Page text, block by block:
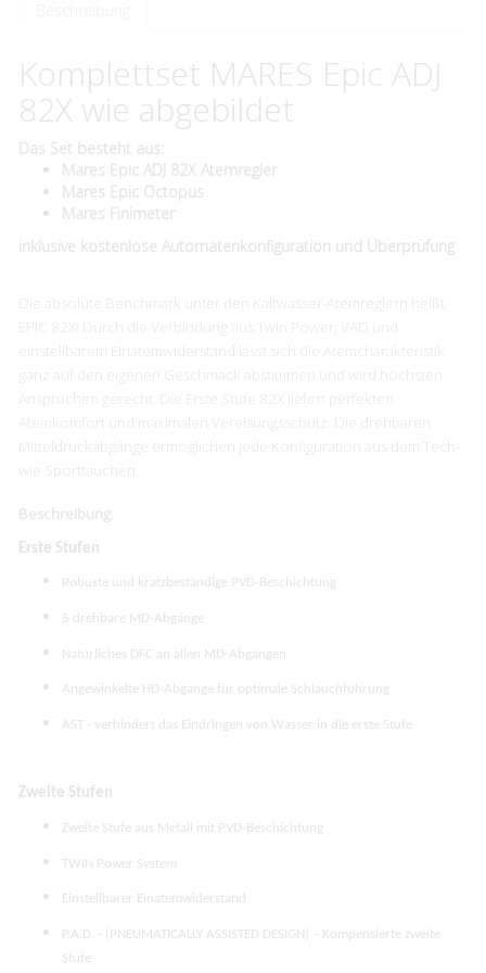
Komplettset MARES Epic ADJ
82X wie abgebildet
Das Set besteht aus:
Mares Epic ADJ 82X Atemregler
Mares Epic Octopus
Mares Finimeter
​inklusive kostenlose Automatenkonfiguration und Überprüfung
Die absolute Benchmark unter den Kaltwasser-Atemreglern heißt
EPIC 82X! Durch die Verbindung aus Twin Power, VAD und
einstellbarem Einatemwiderstand lässt sich die Atemcharakteristik
ganz auf den eigenen Geschmack abstimmen und wird höchsten
Ansprüchen gerecht. Die Erste Stufe 82X liefert perfekten
Atemkomfort und maximalen Vereisungsschutz. Die drehbaren
Mitteldruckabgänge ermöglichen jede Konfiguration aus dem Tech-
wie Sporttauchen.
Beschreibung:
Erste Stufen
Robuste und kratzbeständige PVD-Beschichtung
5 drehbare MD-Abgänge
Natürliches DFC an allen MD-Abgängen
Angewinkelte HD-Abgänge für optimale Schlauchführung
AST - verhindert das Eindringen von Wasser in die erste Stufe
Zweite Stufen
Zweite Stufe aus Metall mit PVD-Beschichtung
TWIN Power System
Einstellbarer Einatemwiderstand
P.A.D. - (PNEUMATICALLY ASSISTED DESIGN) – Kompensierte zweite
Stufe